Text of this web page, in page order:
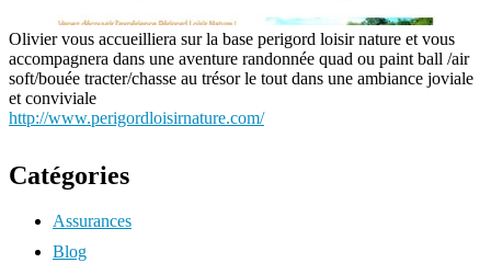
Olivier vous accueilliera sur la base perigord loisir nature et vous
accompagnera dans une aventure randonnée quad ou paint ball /air
soft/bouée tracter/chasse au trésor le tout dans une ambiance joviale
et conviviale
http://www.perigordloisirnature.com/
Catégories
Assurances
Blog